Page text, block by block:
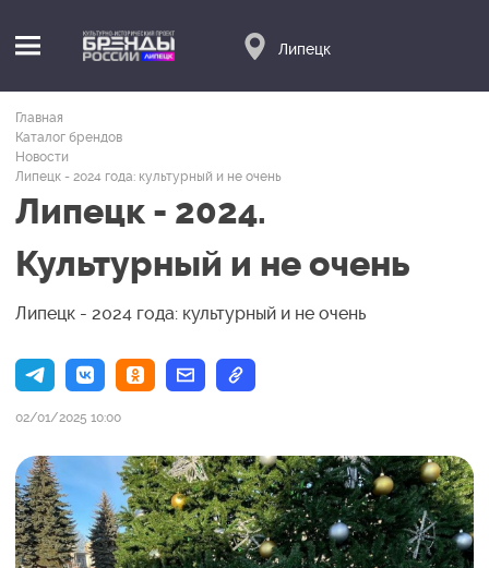
Липецк
Главная
Каталог брендов
Новости
Липецк - 2024 года: культурный и не очень
Липецк - 2024.
Культурный и не очень
Липецк - 2024 года: культурный и не очень
02/01/2025 10:00